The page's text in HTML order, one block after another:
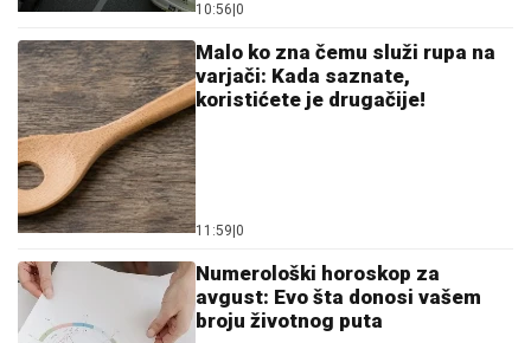
10:56 0
Malo ko zna čemu služi rupa na
varjači: Kada saznate,
koristićete je drugačije!
11:59 0
Numerološki horoskop za
avgust: Evo šta donosi vašem
broju životnog puta